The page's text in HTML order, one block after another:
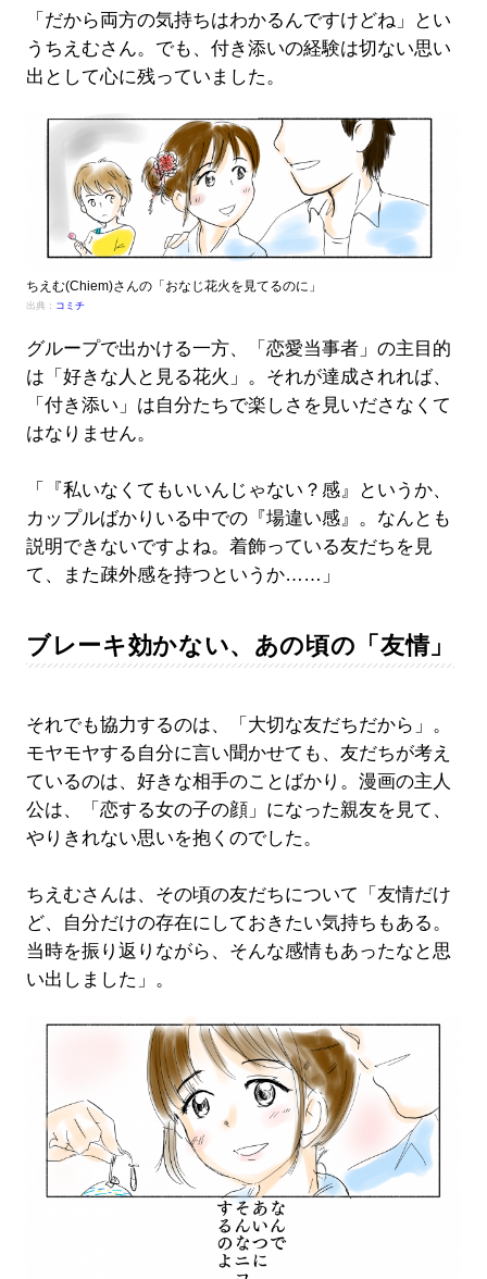
「だから両方の気持ちはわかるんですけどね」とい
うちえむさん。でも、付き添いの経験は切ない思い
出として心に残っていました。
ちえむ(Chiem)さんの「おなじ花火を見てるのに」
出典： コミチ
グループで出かける一方、「恋愛当事者」の主目的
は「好きな人と見る花火」。それが達成されれば、
「付き添い」は自分たちで楽しさを見いださなくて
はなりません。
「『私いなくてもいいんじゃない？感』というか、
カップルばかりいる中での『場違い感』。なんとも
説明できないですよね。着飾っている友だちを見
て、また疎外感を持つというか……」
ブレーキ効かない、あの頃の「友情」
それでも協力するのは、「大切な友だちだから」。
モヤモヤする自分に言い聞かせても、友だちが考え
ているのは、好きな相手のことばかり。漫画の主人
公は、「恋する女の子の顔」になった親友を見て、
やりきれない思いを抱くのでした。
ちえむさんは、その頃の友だちについて「友情だけ
ど、自分だけの存在にしておきたい気持ちもある。
当時を振り返りながら、そんな感情もあったなと思
い出しました」。